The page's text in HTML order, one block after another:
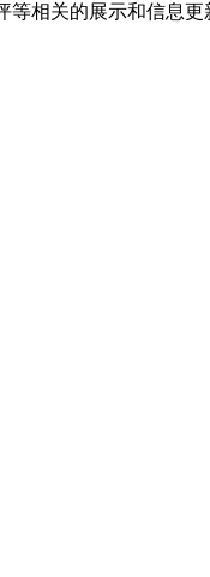
等相关的展示和信息